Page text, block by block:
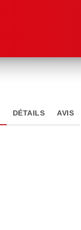
DÉTAILS AVIS